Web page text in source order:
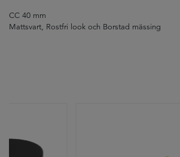
CC 40 mm
Mattsvart, Rostfri look och Borstad mässing